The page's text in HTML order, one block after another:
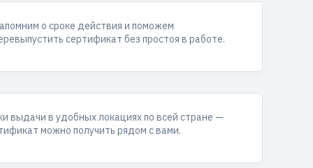
о сроке действия и поможем
сертификат без простоя в работе.
выдачи в удобных локациях по всей стране —
можно получить рядом с вами.